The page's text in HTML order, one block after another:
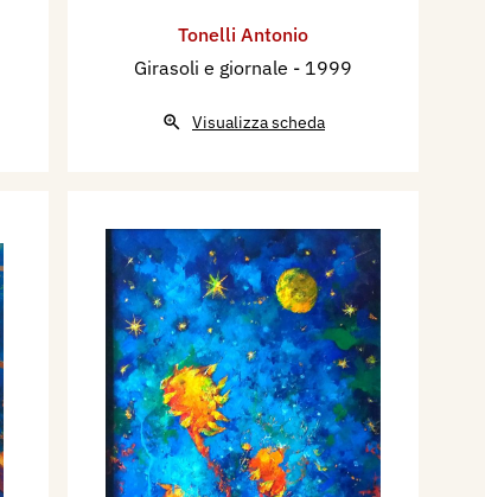
Tonelli Antonio
Girasoli e giornale - 1999
Visualizza scheda